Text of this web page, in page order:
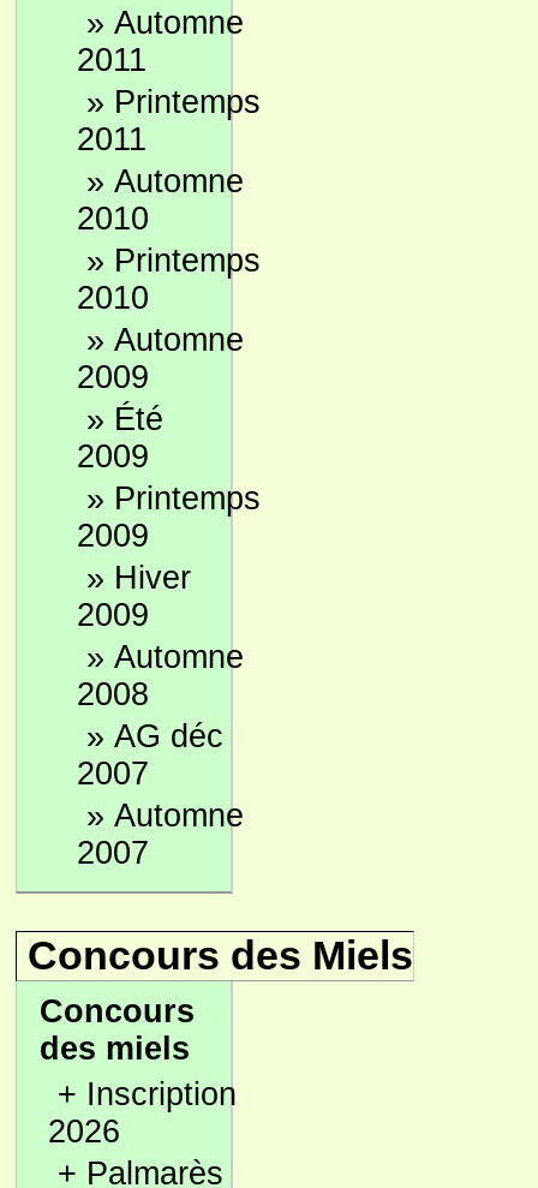
» Automne
2011
» Printemps
2011
» Automne
2010
» Printemps
2010
» Automne
2009
» Été
2009
» Printemps
2009
» Hiver
2009
» Automne
2008
» AG déc
2007
» Automne
2007
Concours des Miels
Concours
des miels
+ Inscription
2026
+ Palmarès